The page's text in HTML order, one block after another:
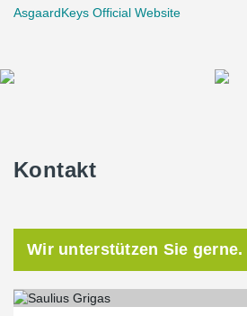
AsgaardKeys Official Website
Kontakt
Wir unterstützen Sie